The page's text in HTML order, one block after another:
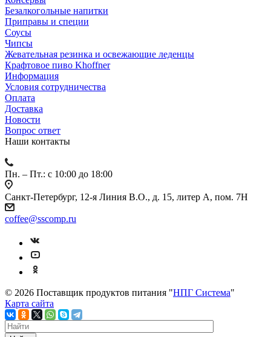
Безалкогольные напитки
Приправы и специи
Соусы
Чипсы
Жевательная резинка и освежающие леденцы
Крафтовое пиво Khoffner
Информация
Условия сотрудничества
Оплата
Доставка
Новости
Вопрос ответ
Наши контакты
Пн. – Пт.: с 10:00 до 18:00
Санкт-Петербург, 12-я Линия В.О., д. 15, литер А, пом. 7Н
coffee@sscomp.ru
© 2026 Поставщик продуктов питания "НПГ Система"
Карта сайта